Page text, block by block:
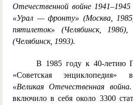
Отечественной войне 1941–1945
«Урал — фронту» (Москва,
пятилеток» (Челябинск,
(Челябинск, 1993).
В 1985 году к 40-летию
«Советская энциклопедия»
«Великая Отечественная
включило в себя около 3300